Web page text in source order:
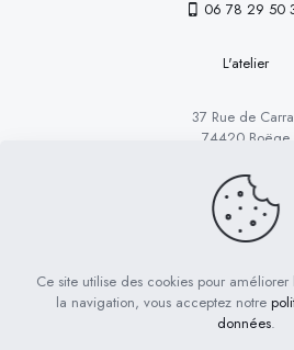
06 78 29 50
L'atelier
37 Rue de
74420 Boëge
Les Boutons de Suzanne @
Conditions générales
Ce site utilise des cookies pour
la navigation, vous acceptez notre
données.